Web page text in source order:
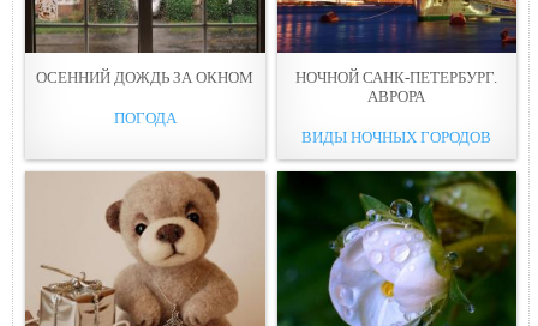
ОСЕННИЙ ДОЖДЬ ЗА ОКНОМ
ПОГОДА
НОЧНОЙ САНК-ПЕТЕРБУРГ.
АВРОРА
ВИДЫ НОЧНЫХ ГОРОДОВ